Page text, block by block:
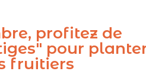
profitez de
pour
fruitiers